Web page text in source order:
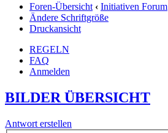
Foren-Übersicht ‹ Initiativen Forum
Ändere Schriftgröße
Druckansicht
REGELN
FAQ
Anmelden
BILDER ÜBERSICHT
Antwort erstellen